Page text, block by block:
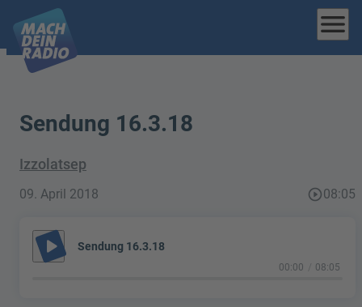
menu
Sendung 16.3.18
Izzolatsep
09. April 2018 play_circle_outline08:05
play_arrow Sendung 16.3.18
00:00 08:05